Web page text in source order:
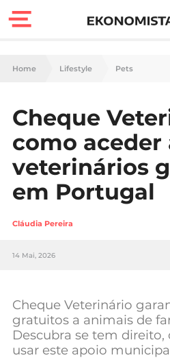
Finanças
Carreira
Casa
Lifestyle
Sociedade
Tecnologia
Negócios
Mundial 2026
Home Lifestyle Pets
Cheque
como aceder
veterinários
em Portugal
Cláudia Pereira
14 Mai, 2026
Cheque Veterinário
gratuitos a animais de
Descubra se tem
usar este apoio